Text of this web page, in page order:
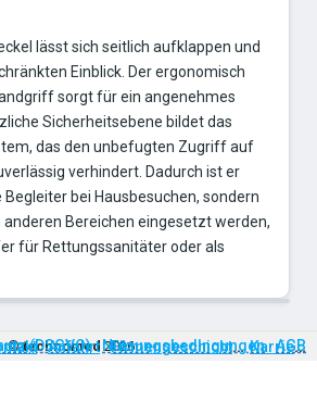
lässt sich seitlich aufklappen und
Einblick. Der ergonomisch
sorgt für ein angenehmes
Sicherheitsebene bildet das
das den unbefugten Zugriff auf
verhindert. Dadurch ist er
bei Hausbesuchen, sondern
anderen Bereichen eingesetzt werden,
für Rettungssanitäter oder als
Anfahrt Firmengeschichte Karriere
©technomed 2026
(DSGVO) Nutzungsbedingungen AGB